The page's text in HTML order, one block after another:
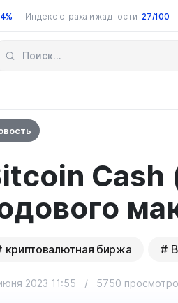
Индекс страха и жадности 27/100
Cash
криптовалютная биржа
2023 11:55 / 5750